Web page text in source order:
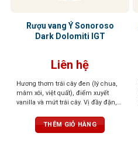
Rượu vang Ý Sonoroso
Dark Dolomiti IGT
Liên hệ
Hương thơm trái cây đen (lý chua,
mâm xôi, việt quất), điểm xuyết
vanilla và mứt trái cây. Vị đầy đặn,
chát. Sắc đỏ đậm, cuốn hút và cá
THÊM GIỎ HÀNG